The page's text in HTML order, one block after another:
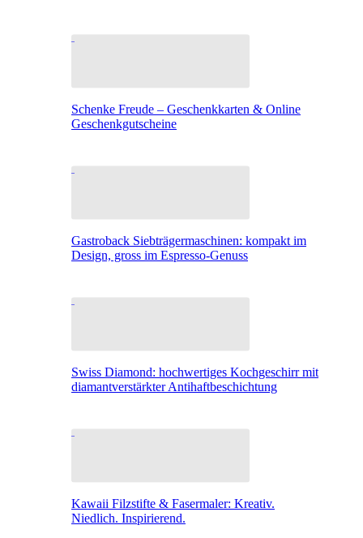
Schenke Freude – Geschenkkarten & Online
Geschenkgutscheine
Gastroback Siebträgermaschinen: kompakt im
Design, gross im Espresso-Genuss
Swiss Diamond: hochwertiges Kochgeschirr mit
diamantverstärkter Antihaftbeschichtung
Kawaii Filzstifte & Fasermaler: Kreativ.
Niedlich. Inspirierend.